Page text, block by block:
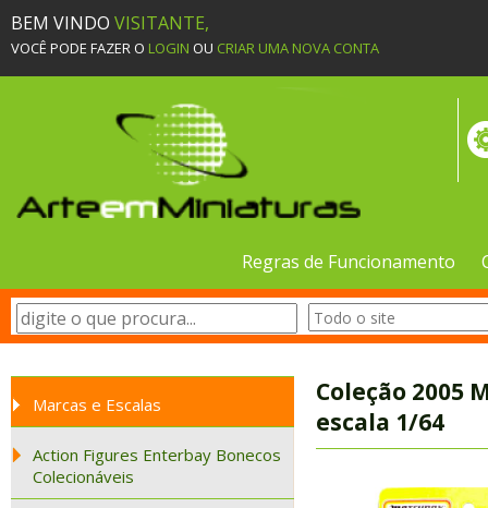
BEM VINDO VISITANTE,
VOCÊ PODE FAZER O LOGIN OU CRIAR UMA NOVA CONTA
Regras de Funcionamento
Marcas e Escalas
Action Figures Enterbay Bonecos
Colecionáveis
Coleção 2005
escala 1/64